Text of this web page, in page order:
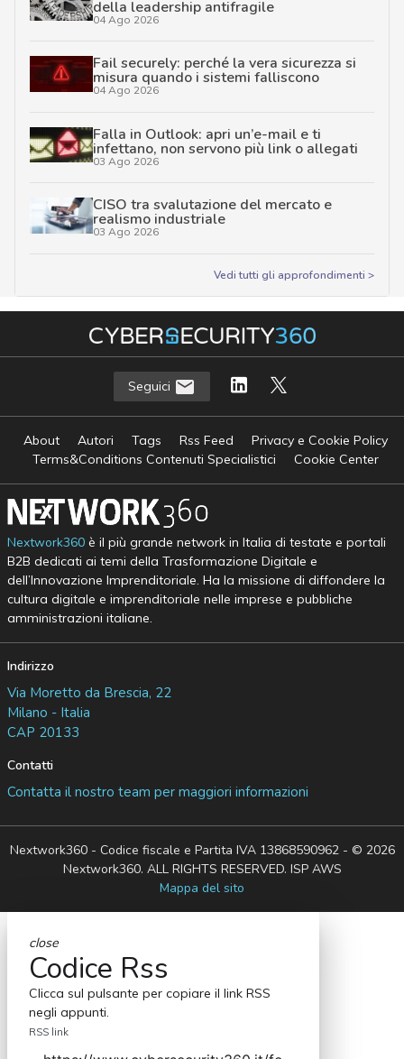
della leadership antifragile
04 Ago 2026
Fail securely: perché la vera sicurezza si
misura quando i sistemi falliscono
04 Ago 2026
Falla in Outlook: apri un’e-mail e ti
infettano, non servono più link o allegati
03 Ago 2026
CISO tra svalutazione del mercato e
realismo industriale
03 Ago 2026
Vedi tutti gli approfondimenti >
Seguici
About Autori Tags Rss Feed
Privacy e Cookie Policy
Terms&Conditions Contenuti Specialistici
Cookie Center
Nextwork360è il più grande network in Italia di testate e portali
B2B dedicati ai temi della Trasformazione Digitale e
dell’Innovazione Imprenditoriale. Ha la missione di diffondere la
cultura digitale e imprenditoriale nelle imprese e pubbliche
amministrazioni italiane.
Indirizzo
Via Moretto da Brescia, 22
Milano - Italia
CAP 20133
Contatti
Contatta il nostro team per maggiori informazioni
Nextwork360 - Codice fiscale e Partita IVA 13868590962 - © 2026
Nextwork360. ALL RIGHTS RESERVED. ISP AWS
Mappa del sito
close
Codice Rss
Clicca sul pulsante per copiare il link RSS
negli appunti.
RSS link